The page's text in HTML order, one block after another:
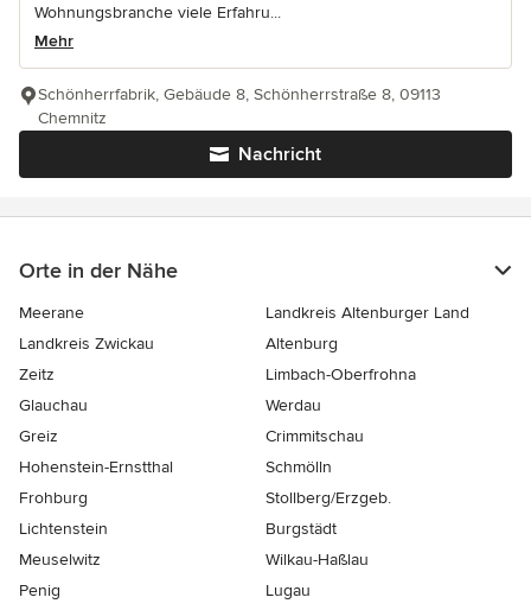
Wohnungsbranche viele Erfahru...
Mehr
Nachricht
Schönherrfabrik, Gebäude 8, Schönherrstraße 8, 09113
Chemnitz
Orte in der Nähe
Meerane
Landkreis Altenburger Land
Landkreis Zwickau
Altenburg
Zeitz
Limbach-Oberfrohna
Glauchau
Werdau
Greiz
Crimmitschau
Hohenstein-Ernstthal
Schmölln
Frohburg
Stollberg/Erzgeb.
Lichtenstein
Burgstädt
Meuselwitz
Wilkau-Haßlau
Penig
Lugau